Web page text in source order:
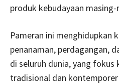
produk kebudayaan masing-
Pameran ini menghidupkan
penanaman, perdagangan,
di seluruh dunia, yang fokus
tradisional dan